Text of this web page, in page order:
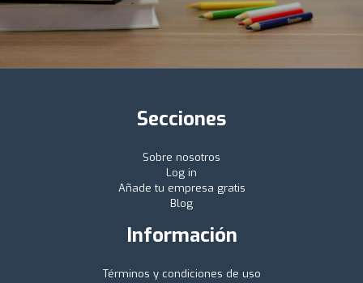
Secciones
Sobre nosotros
Log in
Añade tu empresa gratis
Blog
Información
Términos y condiciones de uso